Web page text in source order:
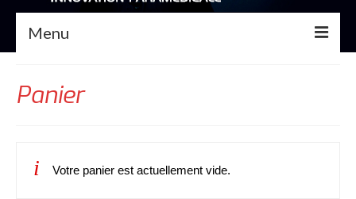
Menu
Nos produits
Actualités
Panier
Votre panier est actuellement vide.